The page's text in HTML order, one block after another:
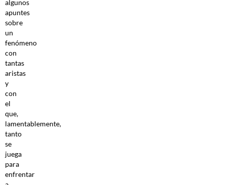
algunos
apuntes
sobre
un
fenómeno
con
tantas
aristas
y
con
el
que,
lamentablemente,
tanto
se
juega
para
enfrentar